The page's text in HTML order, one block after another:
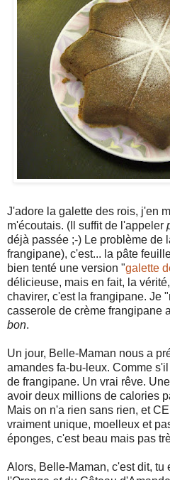
J'adore la galette des rois, j'en
m'écoutais. (Il suffit de l'appeler
déjà passée ;-) Le problème de
frangipane), c'est... la pâte
bien tenté une version "galette
délicieuse, mais en fait, la
chavirer, c'est la frangipane. Je
casserole de crème frangipane
bon.
Un jour, Belle-Maman nous a
amandes fa-bu-leux. Comme
de frangipane. Un vrai rêve.
avoir deux millions de calories
Mais on n'a rien sans rien, et
vraiment unique, moelleux et
éponges, c'est beau mais pas
Alors, Belle-Maman, c'est dit, tu